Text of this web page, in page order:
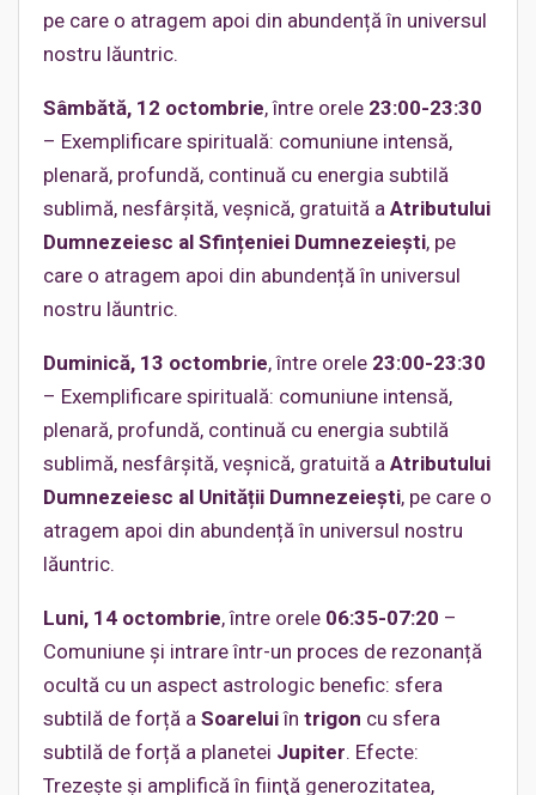
pe care o atragem apoi din abundență în universul
nostru lăuntric.
Sâmbătă, 12 octombrie, între orele 23:00-23:30
– Exemplificare spirituală: comuniune intensă,
plenară, profundă, continuă cu energia subtilă
sublimă, nesfârșită, veșnică, gratuită a Atributului
Dumnezeiesc al Sfințeniei Dumnezeiești, pe
care o atragem apoi din abundență în universul
nostru lăuntric.
Duminică, 13 octombrie, între orele 23:00-23:30
– Exemplificare spirituală: comuniune intensă,
plenară, profundă, continuă cu energia subtilă
sublimă, nesfârșită, veșnică, gratuită a Atributului
Dumnezeiesc al Unității Dumnezeiești, pe care o
atragem apoi din abundență în universul nostru
lăuntric.
Luni, 14 octombrie, între orele 06:35-07:20 –
Comuniune și intrare într-un proces de rezonanță
ocultă cu un aspect astrologic benefic: sfera
subtilă de forță a Soareluiîn trigon cu sfera
subtilă de forță a planetei Jupiter. Efecte:
Trezeşte şi amplifică în fiinţă generozitatea,